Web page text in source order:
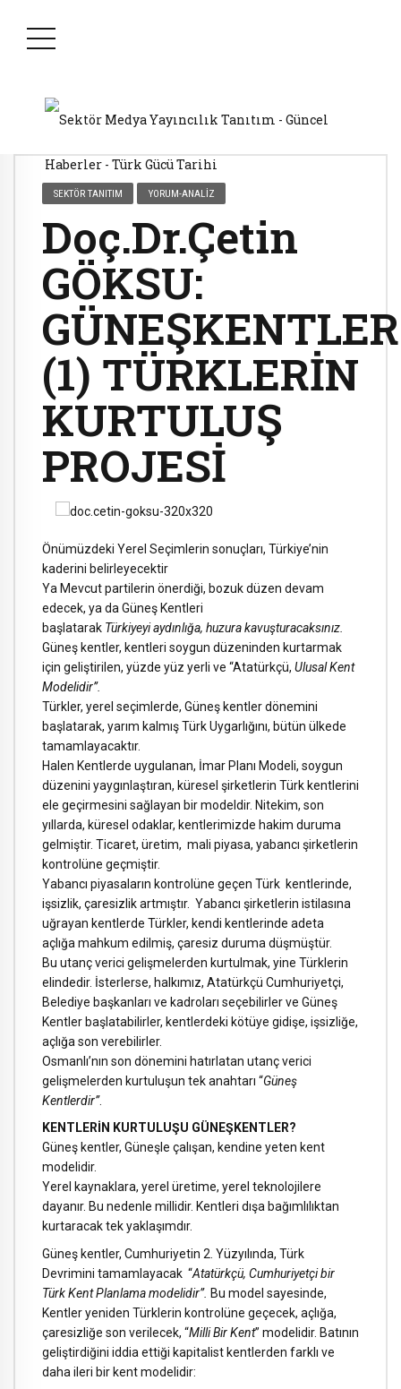
SEKTÖR TANITIM YORUM-ANALIZ
Doç.Dr.Çetin
GÖKSU:
GÜNEŞKENTLER
(1) TÜRKLERİN
KURTULUŞ
PROJESİ
Önümüzdeki Yerel Seçimlerin sonuçları, Türkiye’nin
kaderini belirleyecektir
Ya Mevcut partilerin önerdiği, bozuk düzen devam
edecek, ya da Güneş Kentleri
başlatarak Türkiyeyi aydınlığa, huzura kavuşturacaksınız.
Güneş kentler, kentleri soygun düzeninden kurtarmak
için geliştirilen, yüzde yüz yerli ve “Atatürkçü, Ulusal Kent
Modelidir”.
Türkler, yerel seçimlerde, Güneş kentler dönemini
başlatarak, yarım kalmış Türk Uygarlığını, bütün ülkede
tamamlayacaktır.
Halen Kentlerde uygulanan, İmar Planı Modeli, soygun
düzenini yaygınlaştıran, küresel şirketlerin Türk kentlerini
ele geçirmesini sağlayan bir modeldir. Nitekim, son
yıllarda, küresel odaklar, kentlerimizde hakim duruma
gelmiştir. Ticaret, üretim, mali piyasa, yabancı şirketlerin
kontrolüne geçmiştir.
Yabancı piyasaların kontrolüne geçen Türk kentlerinde,
işsizlik, çaresizlik artmıştır. Yabancı şirketlerin istilasına
uğrayan kentlerde Türkler, kendi kentlerinde adeta
açlığa mahkum edilmiş, çaresiz duruma düşmüştür.
Bu utanç verici gelişmelerden kurtulmak, yine Türklerin
elindedir. İsterlerse, halkımız, Atatürkçü Cumhuriyetçi,
Belediye başkanları ve kadroları seçebilirler ve Güneş
Kentler başlatabilirler, kentlerdeki kötüye gidişe, işsizliğe,
açlığa son verebilirler.
Osmanlı’nın son dönemini hatırlatan utanç verici
gelişmelerden kurtuluşun tek anahtarı “Güneş
Kentlerdir”.
KENTLERİN KURTULUŞU GÜNEŞKENTLER?
Güneş kentler, Güneşle çalışan, kendine yeten kent
modelidir.
Yerel kaynaklara, yerel üretime, yerel teknolojilere
dayanır. Bu nedenle millidir. Kentleri dışa bağımlılıktan
kurtaracak tek yaklaşımdır.
Güneş kentler, Cumhuriyetin 2. Yüzyılında, Türk
Devrimini tamamlayacak “Atatürkçü, Cumhuriyetçi bir
Türk Kent Planlama modelidir”. Bu model sayesinde,
Kentler yeniden Türklerin kontrolüne geçecek, açlığa,
çaresizliğe son verilecek, “Milli Bir Kent” modelidir. Batının
geliştirdiğini iddia ettiği kapitalist kentlerden farklı ve
daha ileri bir kent modelidir: